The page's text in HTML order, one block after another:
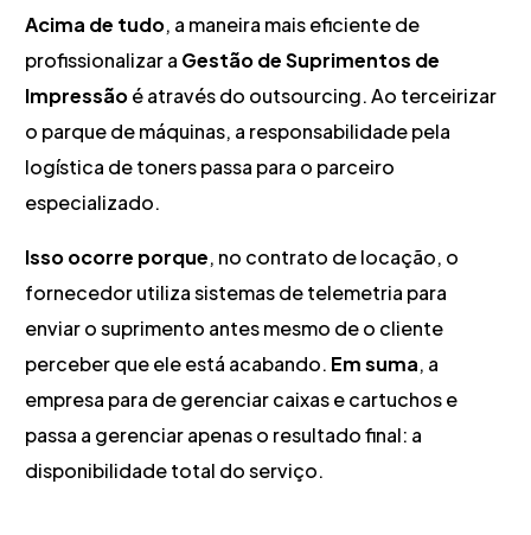
Acima de tudo, a maneira mais eficiente de
profissionalizar a Gestão de Suprimentos de
Impressãoé através do outsourcing. Ao terceirizar
o parque de máquinas, a responsabilidade pela
logística de toners passa para o parceiro
especializado.
Isso ocorre porque, no contrato de locação, o
fornecedor utiliza sistemas de telemetria para
enviar o suprimento antes mesmo de o cliente
perceber que ele está acabando. Em suma, a
empresa para de gerenciar caixas e cartuchos e
passa a gerenciar apenas o resultado final: a
disponibilidade total do serviço.